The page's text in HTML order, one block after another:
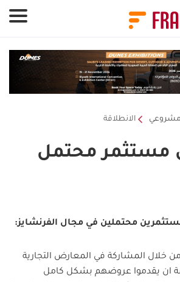
الانطلاقة
مستثمر محتمل
محتملين في مجال الفرنشايز:
من خلال المشاركة في المعارض التجارية
ان يقدموا عروضهم بشكل كامل
لوحة إدارة ملفات تعريف الارتباط